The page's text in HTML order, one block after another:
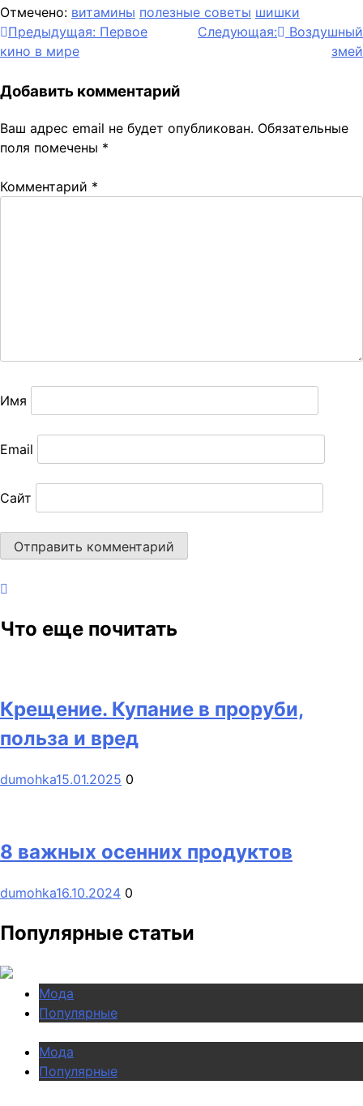
Отмечено: витамины полезные советы шишки
Навигация
по
записям
Предыдущая: Первое
кино в мире
Следующая:
Воздушный
змей
Добавить комментарий
Ваш адрес email не будет опубликован. Обязательные
поля помечены *
Комментарий *
Имя
Email
Сайт
Что еще почитать
Крещение. Купание в проруби,
польза и вред
dumohka15.01.2025 0
8 важных осенних продуктов
dumohka16.10.2024 0
Популярные статьи
Мода
Популярные
Мода
Популярные